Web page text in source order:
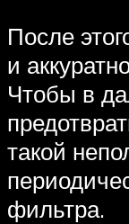
После
и
Чтобы в
такой
фильтра.